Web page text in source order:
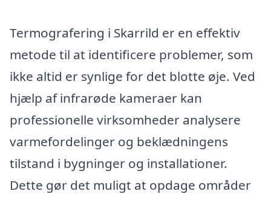
Termografering i Skarrild er en effektiv
metode til at identificere problemer, som
ikke altid er synlige for det blotte øje. Ved
hjælp af infrarøde kameraer kan
professionelle virksomheder analysere
varmefordelinger og beklædningens
tilstand i bygninger og installationer.
Dette gør det muligt at opdage områder